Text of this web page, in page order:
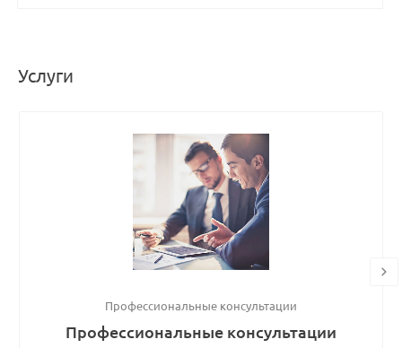
Услуги
Профессиональные консультации
Профессиональные консультации